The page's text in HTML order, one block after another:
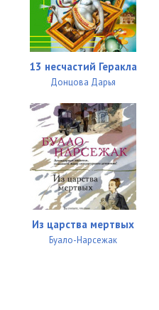
13 несчастий Геракла
Донцова Дарья
Из царства мертвых
Буало-Нарсежак